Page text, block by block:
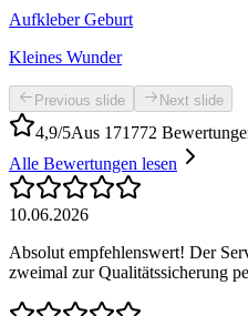
Aufkleber Geburt
Kleines Wunder
Previous slide Next slide
4,9/5Aus 171772
Alle Bewertungen lesen
10.06.2026
Absolut empfehlenswert! Der
zweimal zur Qualitätssicherung